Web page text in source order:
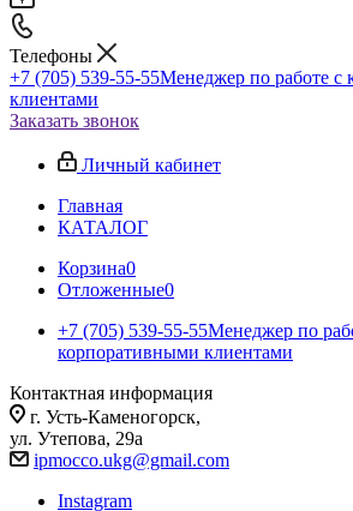
Телефоны
+7 (705) 539-55-55Менеджер по работе с
клиентами
Заказать звонок
Личный кабинет
Главная
КАТАЛОГ
Корзина0
Отложенные0
+7 (705) 539-55-55Менеджер по
корпоративными клиентами
Контактная информация
г. Усть-Каменогорск,
ул. Утепова, 29а
ipmocco.ukg@gmail.com
Instagram